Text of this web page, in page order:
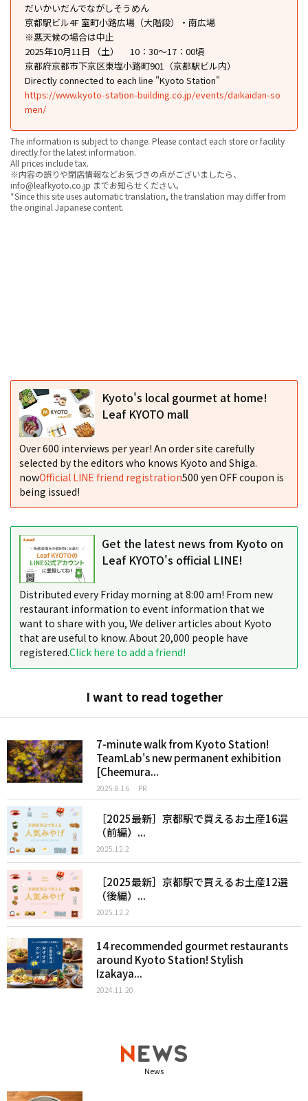
だいかいだんでながしそうめん
京都駅ビル4F 室町小路広場（大階段）・南広場
※悪天候の場合は中止
2025年10月11日 （土） 10：30〜17：00頃
京都府京都市下京区東塩小路町901（京都駅ビル内）
Directly connected to each line "Kyoto Station"
https://www.kyoto-station-building.co.jp/events/daikaidan-so
men/
The information is subject to change. Please contact each store or facility
directly for the latest information.
All prices include tax.
※内容の誤りや閉店情報などお気づきの点がございましたら、
info@leafkyoto.co.jp までお知らせください。
*Since this site uses automatic translation, the translation may differ from
the original Japanese content.
Kyoto's local gourmet at home!
Leaf KYOTO mall
Over 600 interviews per year! An order site carefully
selected by the editors who knows Kyoto and Shiga.
nowOfficial LINE friend registration500 yen OFF coupon is
being issued!
Get the latest news from Kyoto on
Leaf KYOTO's official LINE!
Distributed every Friday morning at 8:00 am! From new
restaurant information to event information that we
want to share with you, We deliver articles about Kyoto
that are useful to know. About 20,000 people have
registered.Click here to add a friend!
I want to read together
7-minute walk from Kyoto Station!
TeamLab's new permanent exhibition
[Cheemura...
2025.8.16 PR
［2025最新］京都駅で買えるお土産16選
（前編）...
2025.12.2
［2025最新］京都駅で買えるお土産12選
（後編）...
2025.12.2
14 recommended gourmet restaurants
around Kyoto Station! Stylish
Izakaya...
2024.11.20
News